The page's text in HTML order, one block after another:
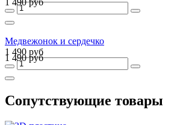
Медвежонок и сердечко
1 490 руб
1 490 руб
Сопутствующие товары